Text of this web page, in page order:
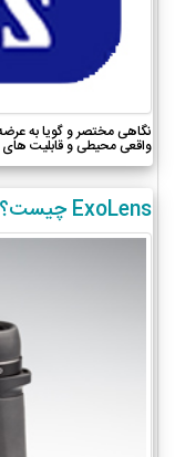
نگاهی مختصر و گویا به عرضه
واقعی محیطی و قابلیت های
ExoLens چیست؟